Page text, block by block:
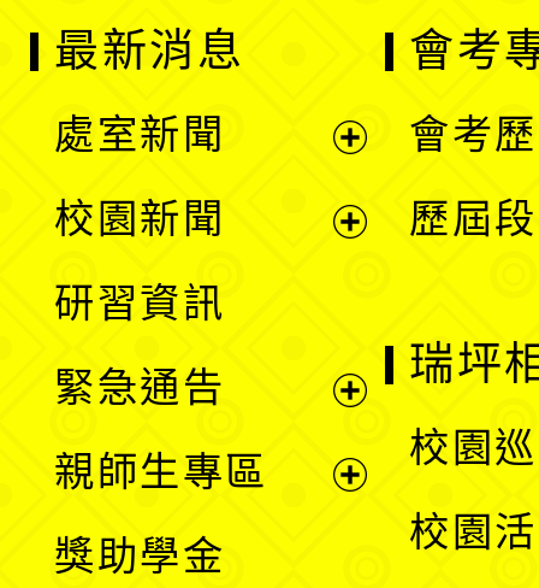
最新消息
處室新聞
單
校園新聞
選
單
研習資訊
緊急通告
親師生專區
獎助學金
會考
會考
歷屆
瑞坪
校園
校園